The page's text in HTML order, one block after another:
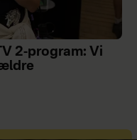
2-program: Vi